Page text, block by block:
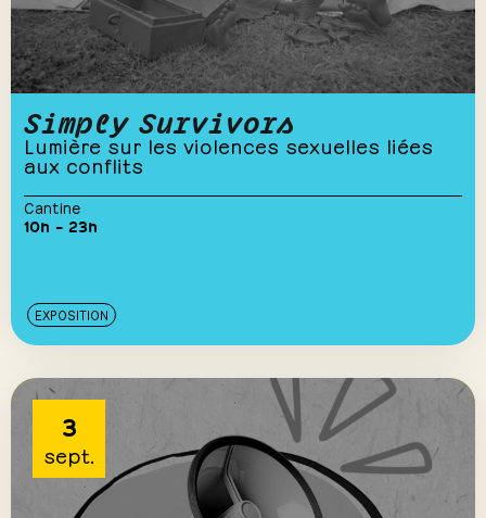
Simply Survivors
Lumière sur les violences sexuelles liées
aux conflits
Cantine
10h – 23h
EXPOSITION
3
sept.